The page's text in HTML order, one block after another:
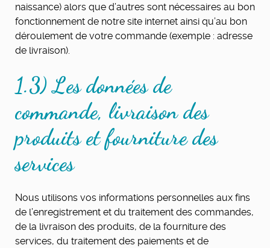
naissance) alors que d’autres sont nécessaires au bon
fonctionnement de notre site internet ainsi qu’au bon
déroulement de votre commande (exemple : adresse
de livraison).
1.3) Les données de
commande, livraison des
produits et fourniture des
services
Nous utilisons vos informations personnelles aux fins
de l’enregistrement et du traitement des commandes,
de la livraison des produits, de la fourniture des
services, du traitement des paiements et de